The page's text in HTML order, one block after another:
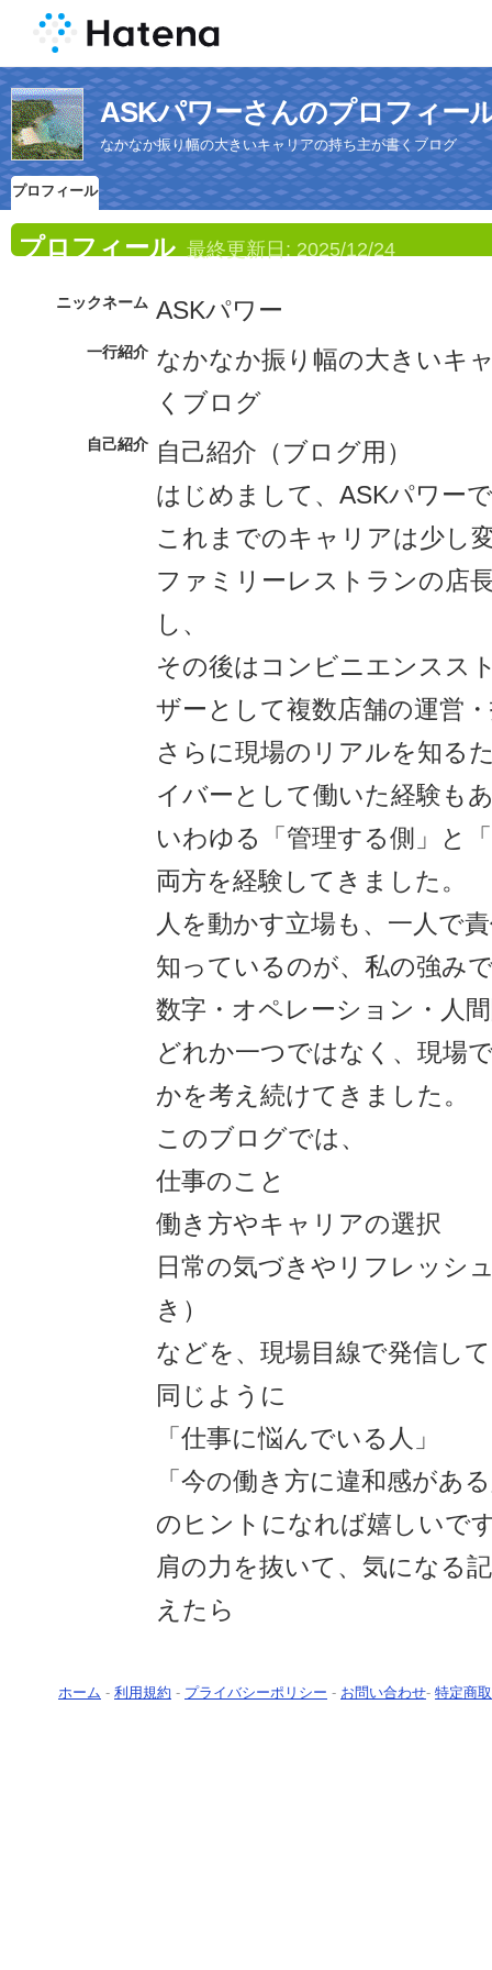
ASKパワーさんのプロフィー
なかなか振り幅の大きいキャリアの持ち主が書くブログ
プロフィール
プロフィール 最終更新日: 2025/12/24
ニックネーム ASKパワー
一行紹介 なかなか振り幅の大きいキ
くブログ
自己紹介
自己紹介（ブログ用）
はじめまして、ASKパワー
これまでのキャリアは少し
ファミリーレストランの店
し、
その後はコンビニエンスス
ザーとして複数店舗の運営
さらに現場のリアルを知る
イバーとして働いた経験も
いわゆる「管理する側」と
両方を経験してきました。
人を動かす立場も、一人で
知っているのが、私の強み
数字・オペレーション・人
どれか一つではなく、現場
かを考え続けてきました。
このブログでは、
仕事のこと
働き方やキャリアの選択
日常の気づきやリフレッシ
き）
などを、現場目線で発信し
同じように
「仕事に悩んでいる人」
「今の働き方に違和感があ
のヒントになれば嬉しいで
肩の力を抜いて、気になる
えたら
ホーム - 利用規約 - プライバシーポリシー - お問い合わせ- 特定商